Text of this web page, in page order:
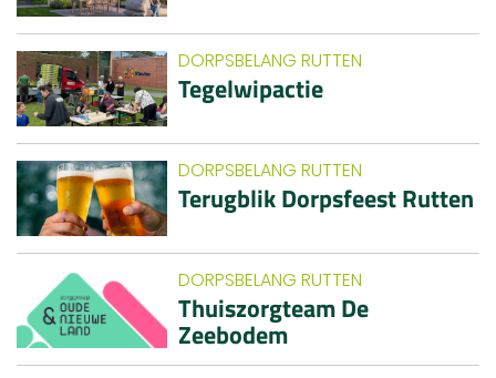
DORPSBELANG RUTTEN
Tegelwipactie
DORPSBELANG RUTTEN
Terugblik Dorpsfeest Rutten
DORPSBELANG RUTTEN
Thuiszorgteam De
Zeebodem